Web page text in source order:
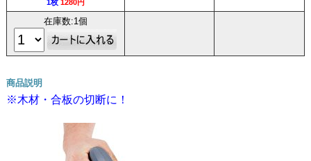
1枚 1280円
在庫数:1個
商品説明
※木材・合板の切断に！